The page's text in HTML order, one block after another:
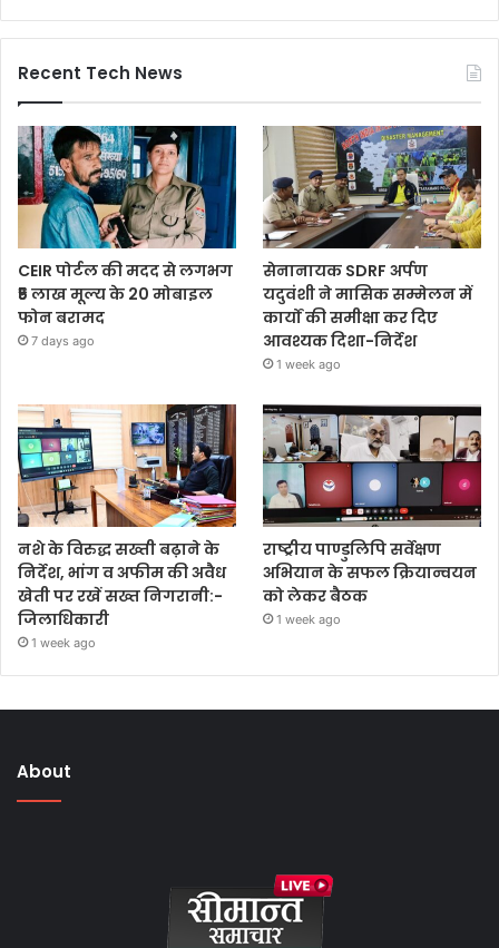
Recent Tech News
CEIR पोर्टल की मदद से लगभग
₹5 लाख मूल्य के 20 मोबाइल
फोन बरामद
7 days ago
सेनानायक SDRF अर्पण
यदुवंशी ने मासिक सम्मेलन में
कार्यों की समीक्षा कर दिए
आवश्यक दिशा-निर्देश
1 week ago
नशे के विरुद्ध सख्ती बढ़ाने के
निर्देश, भांग व अफीम की अवैध
खेती पर रखें सख्त निगरानी:-
जिलाधिकारी
1 week ago
राष्ट्रीय पाण्डुलिपि सर्वेक्षण
अभियान के सफल क्रियान्वयन
को लेकर बैठक
1 week ago
About